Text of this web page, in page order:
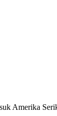
Amerika